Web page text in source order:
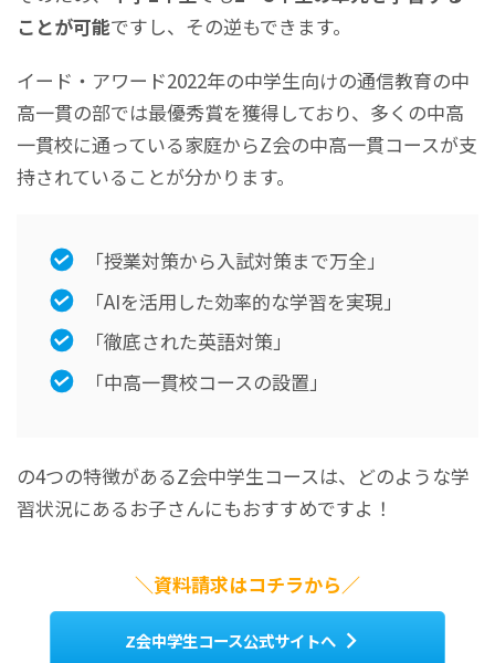
ことが可能ですし、その逆もできます。
イード・アワード2022年の中学生向けの通信教育の中
高一貫の部では最優秀賞を獲得しており、多くの中高
一貫校に通っている家庭からZ会の中高一貫コースが支
持されていることが分かります。
「授業対策から入試対策まで万全」
「AIを活用した効率的な学習を実現」
「徹底された英語対策」
「中高一貫校コースの設置」
の4つの特徴があるZ会中学生コースは、どのような学
習状況にあるお子さんにもおすすめですよ！
＼資料請求はコチラから／
Z会中学生コース公式サイトへ